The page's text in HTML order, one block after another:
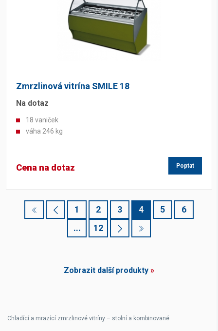
Zmrzlinová vitrína SMILE 18
Na dotaz
18 vaniček
váha 246 kg
Cena na dotaz Poptat
1 2 3 4 5
6
...
12
Zobrazit další produkty »
Chladící a mrazící zmrzlinové vitríny – stolní a kombinované.